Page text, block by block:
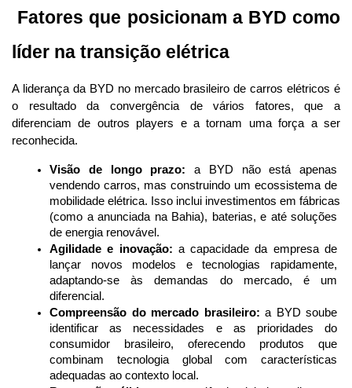
Fatores que posicionam a BYD como
líder na transição elétrica
A liderança da BYD no mercado brasileiro de carros elétricos é
o resultado da convergência de vários fatores, que a
diferenciam de outros players e a tornam uma força a ser
reconhecida.
Visão de longo prazo: a BYD não está apenas
vendendo carros, mas construindo um ecossistema de
mobilidade elétrica. Isso inclui investimentos em fábricas
(como a anunciada na Bahia), baterias, e até soluções
de energia renovável.
Agilidade e inovação: a capacidade da empresa de
lançar novos modelos e tecnologias rapidamente,
adaptando-se às demandas do mercado, é um
diferencial.
Compreensão do mercado brasileiro: a BYD soube
identificar as necessidades e as prioridades do
consumidor brasileiro, oferecendo produtos que
combinam tecnologia global com características
adequadas ao contexto local.